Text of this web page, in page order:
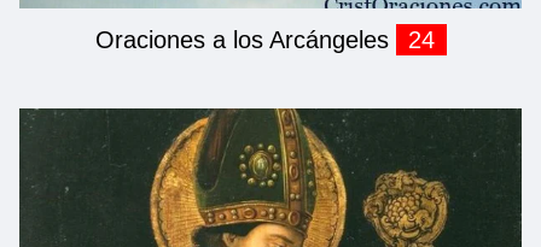
Oraciones a los Arcángeles 24